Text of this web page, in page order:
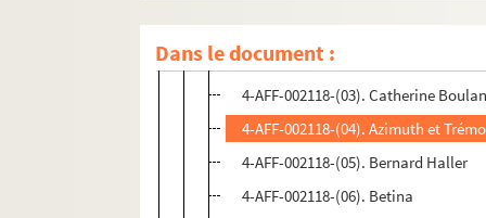
Dans le document :
4-AFF-002118-(01). Adrien Politi trio
4-AFF-002118-(02). L'alboum de
4-AFF-002118-(03). Catherine
4-AFF-002118-(04). Azimuth et
4-AFF-002118-(05). Bernard Haller
4-AFF-002118-(06). Betina